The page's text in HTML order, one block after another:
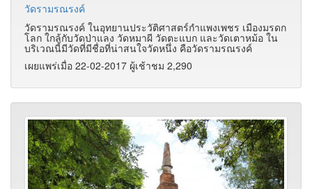
วัดรามรณรงค์
วัดรามรณรงค์ ในอุทยานประวัติศาสตร์กำแพงเพชร เมืองมรดก
โลก ใกล้กับวัดป่าแลง วัดหมาผี วัดตะแบก และวัดเตาหม้อ ใน
บริเวณนี้มีวัดที่มีชื่อที่น่าสนใจวัดหนึ่ง คือวัดรามรณรงค์
เผยแพร่เมื่อ 22-02-2017 ผู้เช้าชม 2,290